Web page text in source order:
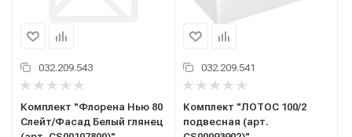
032.209.543
Комплект "Флорена Нью 80
Слейт/Фасад Белый глянец
032.209.541
Комплект "ЛОТОС 100/2
подвесная (арт.